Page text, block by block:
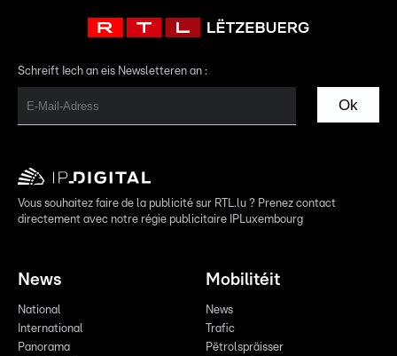
Schreift Iech an eis Newsletteren an :
Ok
Vous souhaitez faire de la publicité sur RTL.lu ? Prenez contact
directement avec notre régie publicitaire IPLuxembourg
News
National
International
Panorama
Mobilitéit
News
Trafic
Pëtrolspräisser